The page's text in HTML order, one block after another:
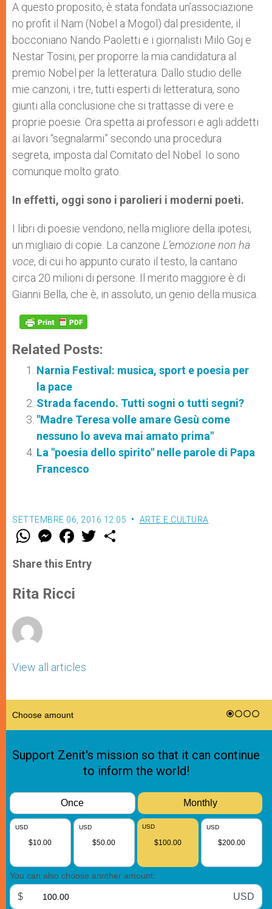
A questo proposito, è stata fondata un’associazione
no profit il Nam (Nobel a Mogol) dal presidente, il
bocconiano Nando Paoletti e i giornalisti Milo Goj e
Nestar Tosini, per proporre la mia candidatura al
premio Nobel per la letteratura. Dallo studio delle
mie canzoni, i tre, tutti esperti di letteratura, sono
giunti alla conclusione che si trattasse di vere e
proprie poesie. Ora spetta ai professori e agli addetti
ai lavori “segnalarmi” secondo una procedura
segreta, imposta dal Comitato del Nobel. Io sono
comunque molto grato.
In effetti, oggi sono i parolieri i moderni poeti.
I libri di poesie vendono, nella migliore della ipotesi,
un migliaio di copie. La canzone L’emozione non ha
voce, di cui ho appunto curato il testo, la cantano
circa 20 milioni di persone. Il merito maggiore è di
Gianni Bella, che è, in assoluto, un genio della musica.
Related Posts:
Narnia Festival: musica, sport e poesia per
la pace
Strada facendo. Tutti sogni o tutti segni?
"Madre Teresa volle amare Gesù come
nessuno lo aveva mai amato prima"
La "poesia dello spirito" nelle parole di Papa
Francesco
SETTEMBRE 06, 2016 12:05 ARTE E CULTURA
W
t
s
p
p
M
e
s
e
g
e
F
a
e
b
w
Share this Entry
Rita Ricci
View all articles